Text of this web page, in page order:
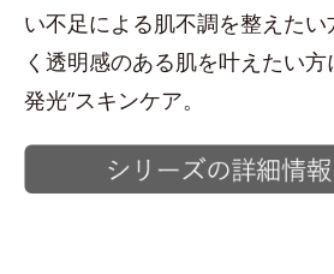
い不足による肌不調を整えたい
く透明感のある肌を叶えたい方
発光”スキンケア。